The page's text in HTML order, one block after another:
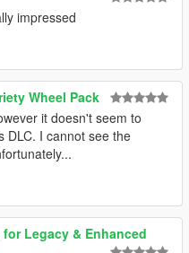
impressed
Wheel Pack
it doesn't seem to
DLC. I cannot see the
Legacy & Enhanced